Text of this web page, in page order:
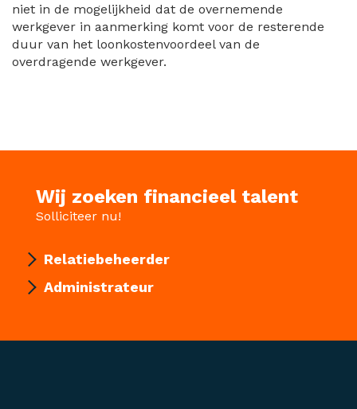
niet in de mogelijkheid dat de overnemende
werkgever in aanmerking komt voor de resterende
duur van het loonkostenvoordeel van de
overdragende werkgever.
Wij zoeken financieel talent
Solliciteer nu!
Relatiebeheerder
Administrateur